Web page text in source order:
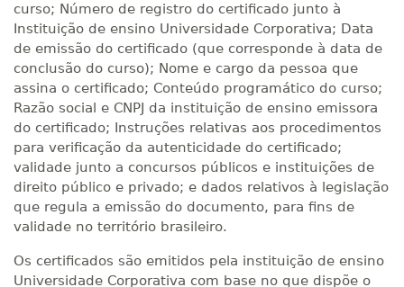
curso; Número de registro do certificado junto à
Instituição de ensino Universidade Corporativa; Data
de emissão do certificado (que corresponde à data de
conclusão do curso); Nome e cargo da pessoa que
assina o certificado; Conteúdo programático do curso;
Razão social e CNPJ da instituição de ensino emissora
do certificado; Instruções relativas aos procedimentos
para verificação da autenticidade do certificado;
validade junto a concursos públicos e instituições de
direito público e privado; e dados relativos à legislação
que regula a emissão do documento, para fins de
validade no território brasileiro.
Os certificados são emitidos pela instituição de ensino
Universidade Corporativa com base no que dispõe o